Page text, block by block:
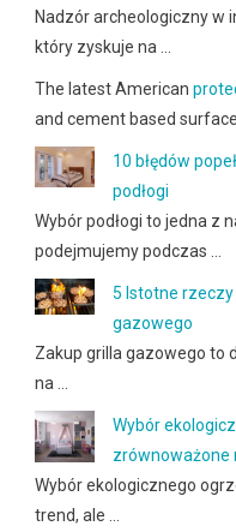
Nadzór archeologiczny w
który zyskuje na …
The latest American
and cement based
10 błędów
podłogi
Wybór podłogi to jedna z
podejmujemy podczas …
5 Istotne
gazowego
Zakup grilla gazowego to
na …
Wybór
zrównoważone
Wybór ekologicznego
trend, ale …